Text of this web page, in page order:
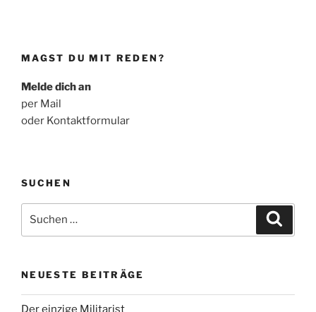
MAGST DU MIT REDEN?
Melde dich an
per Mail
oder Kontaktformular
SUCHEN
nach:
NEUESTE BEITRÄGE
Der einzige Militarist